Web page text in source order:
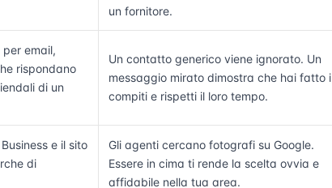
un fornitore.
email,
rispondano
di un
Un contatto generico viene ignorato. Un
messaggio mirato dimostra che hai fatto i
compiti e rispetti il loro tempo.
e il sito
di
Gli agenti cercano fotografi su Google.
Essere in cima ti rende la scelta ovvia e
affidabile nella tua area.